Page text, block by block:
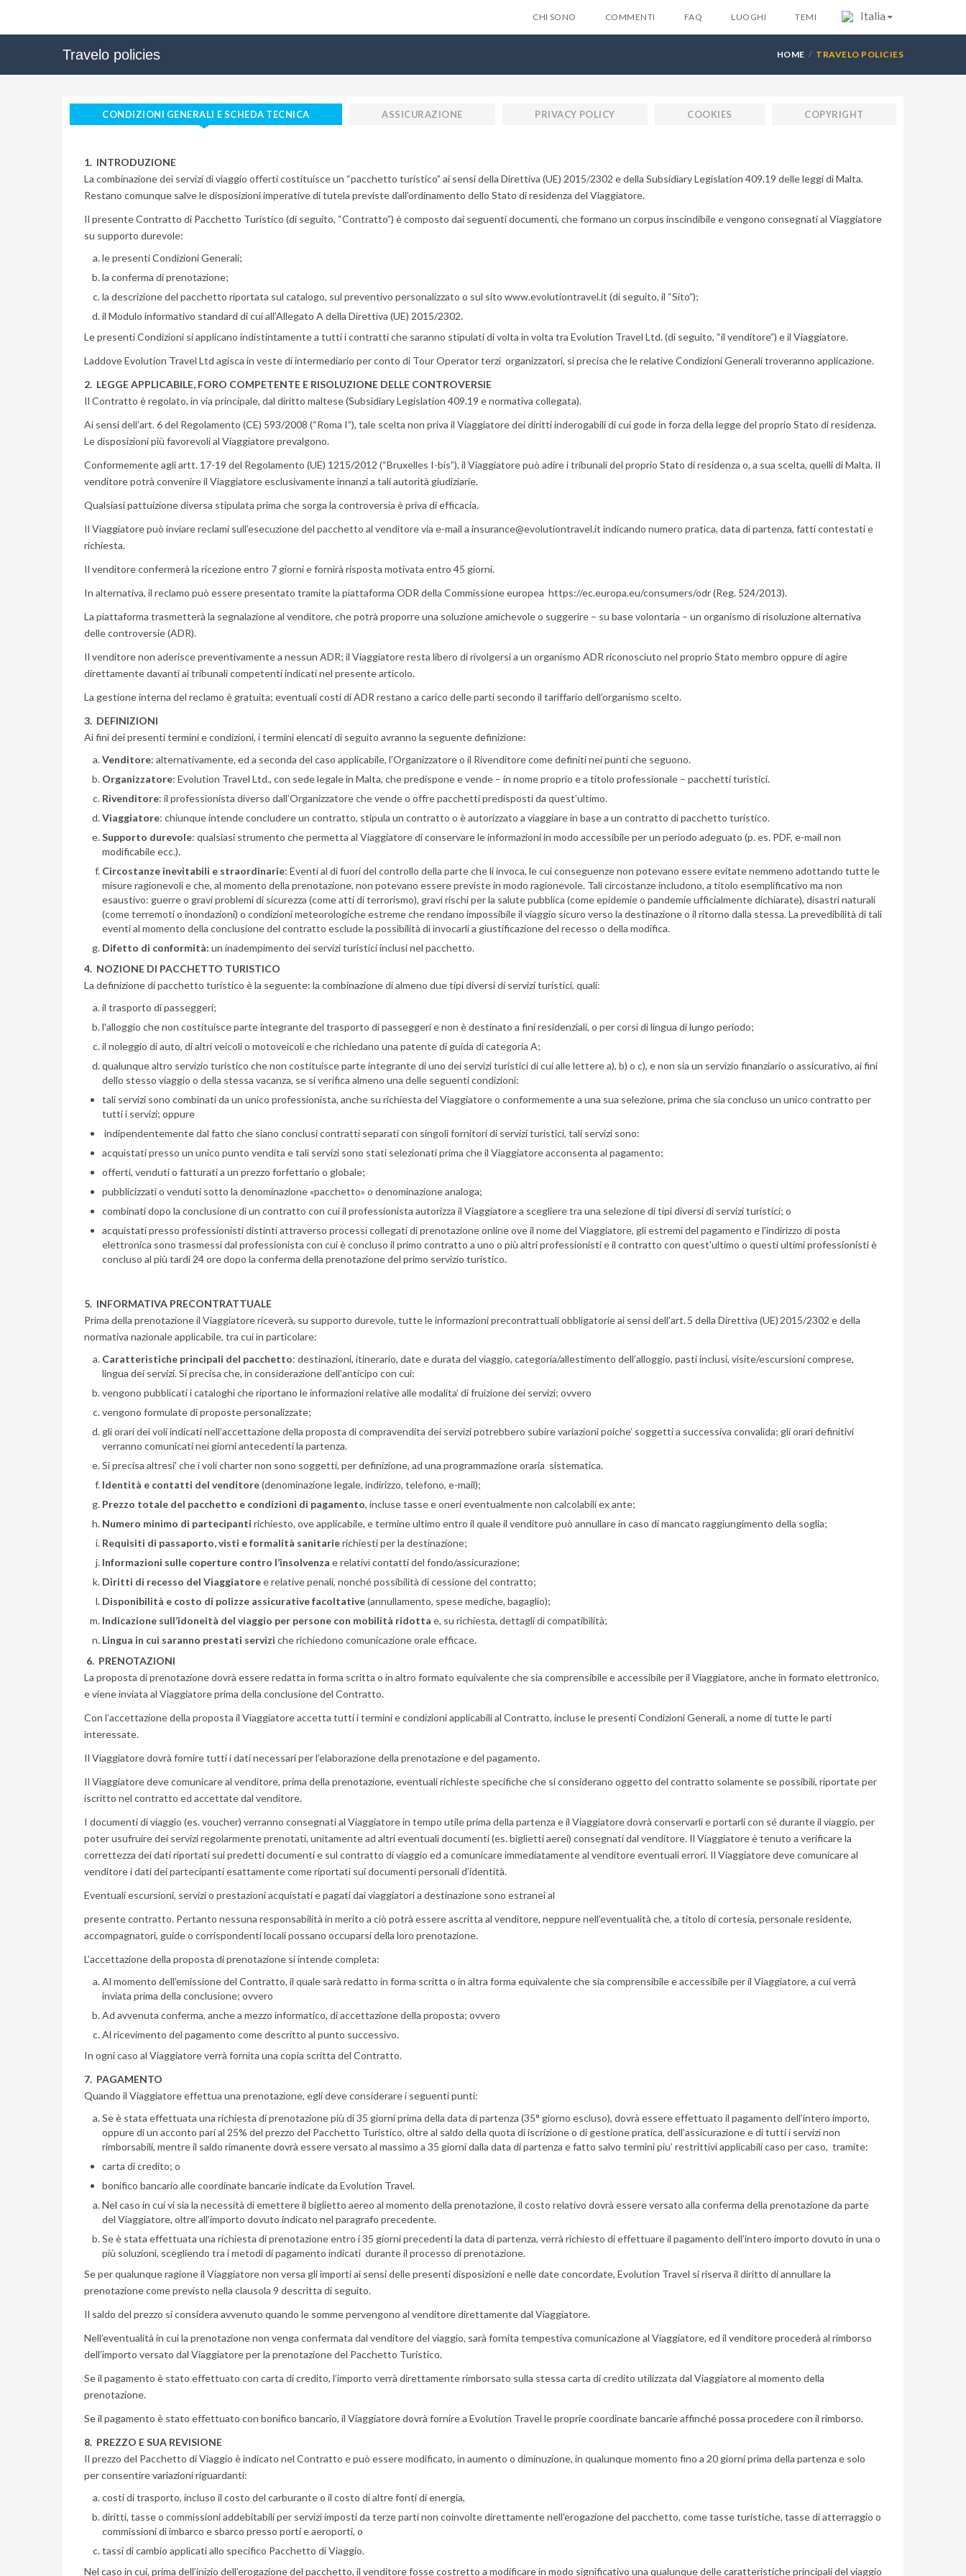
CHI SONO COMMENTI FAQ LUOGHI TEMI Italia
Travelo policies HOME TRAVELO POLICIES
CONDIZIONI GENERALI E SCHEDA TECNICA ASSICURAZIONE PRIVACY POLICY COOKIES COPYRIGHT
1. INTRODUZIONE
La combinazione dei servizi di viaggio offerti costituisce un “pacchetto turistico” ai sensi della Direttiva (UE) 2015/2302 e della Subsidiary Legislation 409.19 delle leggi di Malta.
Restano comunque salve le disposizioni imperative di tutela previste dall’ordinamento dello Stato di residenza del Viaggiatore.
Il presente Contratto di Pacchetto Turistico (di seguito, “Contratto”) è composto dai seguenti documenti, che formano un corpus inscindibile e vengono consegnati al Viaggiatore
su supporto durevole:
le presenti Condizioni Generali;
la conferma di prenotazione;
la descrizione del pacchetto riportata sul catalogo, sul preventivo personalizzato o sul sito www.evolutiontravel.it (di seguito, il “Sito”);
il Modulo informativo standard di cui all’Allegato A della Direttiva (UE) 2015/2302.
Le presenti Condizioni si applicano indistintamente a tutti i contratti che saranno stipulati di volta in volta tra Evolution Travel Ltd. (di seguito, “il venditore”) e il Viaggiatore.
Laddove Evolution Travel Ltd agisca in veste di intermediario per conto di Tour Operator terzi organizzatori, si precisa che le relative Condizioni Generali troveranno applicazione.
2. LEGGE APPLICABILE, FORO COMPETENTE E RISOLUZIONE DELLE CONTROVERSIE
Il Contratto è regolato, in via principale, dal diritto maltese (Subsidiary Legislation 409.19 e normativa collegata).
Ai sensi dell’art. 6 del Regolamento (CE) 593/2008 (“Roma I”), tale scelta non priva il Viaggiatore dei diritti inderogabili di cui gode in forza della legge del proprio Stato di residenza.
Le disposizioni più favorevoli al Viaggiatore prevalgono.
Conformemente agli artt. 17-19 del Regolamento (UE) 1215/2012 (“Bruxelles I-bis”), il Viaggiatore può adire i tribunali del proprio Stato di residenza o, a sua scelta, quelli di Malta. Il
venditore potrà convenire il Viaggiatore esclusivamente innanzi a tali autorità giudiziarie.
Qualsiasi pattuizione diversa stipulata prima che sorga la controversia è priva di efficacia.
Il Viaggiatore può inviare reclami sull’esecuzione del pacchetto al venditore via e-mail a insurance@evolutiontravel.it indicando numero pratica, data di partenza, fatti contestati e
richiesta.
Il venditore confermerà la ricezione entro 7 giorni e fornirà risposta motivata entro 45 giorni.
In alternativa, il reclamo può essere presentato tramite la piattaforma ODR della Commissione europea https://ec.europa.eu/consumers/odr (Reg. 524/2013).
La piattaforma trasmetterà la segnalazione al venditore, che potrà proporre una soluzione amichevole o suggerire – su base volontaria – un organismo di risoluzione alternativa
delle controversie (ADR).
Il venditore non aderisce preventivamente a nessun ADR; il Viaggiatore resta libero di rivolgersi a un organismo ADR riconosciuto nel proprio Stato membro oppure di agire
direttamente davanti ai tribunali competenti indicati nel presente articolo.
La gestione interna del reclamo è gratuita; eventuali costi di ADR restano a carico delle parti secondo il tariffario dell’organismo scelto.
3. DEFINIZIONI
Ai fini dei presenti termini e condizioni, i termini elencati di seguito avranno la seguente definizione:
Venditore: alternativamente, ed a seconda del caso applicabile, l’Organizzatore o il Rivenditore come definiti nei punti che seguono.
Organizzatore: Evolution Travel Ltd., con sede legale in Malta, che predispone e vende – in nome proprio e a titolo professionale – pacchetti turistici.
Rivenditore: il professionista diverso dall’Organizzatore che vende o offre pacchetti predisposti da quest’ultimo.
Viaggiatore: chiunque intende concludere un contratto, stipula un contratto o è autorizzato a viaggiare in base a un contratto di pacchetto turistico.
Supporto durevole: qualsiasi strumento che permetta al Viaggiatore di conservare le informazioni in modo accessibile per un periodo adeguato (p. es. PDF, e-mail non
modificabile ecc.).
Circostanze inevitabili e straordinarie: Eventi al di fuori del controllo della parte che li invoca, le cui conseguenze non potevano essere evitate nemmeno adottando tutte le
misure ragionevoli e che, al momento della prenotazione, non potevano essere previste in modo ragionevole. Tali circostanze includono, a titolo esemplificativo ma non
esaustivo: guerre o gravi problemi di sicurezza (come atti di terrorismo), gravi rischi per la salute pubblica (come epidemie o pandemie ufficialmente dichiarate), disastri naturali
(come terremoti o inondazioni) o condizioni meteorologiche estreme che rendano impossibile il viaggio sicuro verso la destinazione o il ritorno dalla stessa. La prevedibilità di tali
eventi al momento della conclusione del contratto esclude la possibilità di invocarli a giustificazione del recesso o della modifica.
Difetto di conformità: un inadempimento dei servizi turistici inclusi nel pacchetto.
4. NOZIONE DI PACCHETTO TURISTICO
La definizione di pacchetto turistico è la seguente: la combinazione di almeno due tipi diversi di servizi turistici, quali:
il trasporto di passeggeri;
l'alloggio che non costituisce parte integrante del trasporto di passeggeri e non è destinato a fini residenziali, o per corsi di lingua di lungo periodo;
il noleggio di auto, di altri veicoli o motoveicoli e che richiedano una patente di guida di categoria A;
qualunque altro servizio turistico che non costituisce parte integrante di uno dei servizi turistici di cui alle lettere a), b) o c), e non sia un servizio finanziario o assicurativo, ai fini
dello stesso viaggio o della stessa vacanza, se si verifica almeno una delle seguenti condizioni:
tali servizi sono combinati da un unico professionista, anche su richiesta del Viaggiatore o conformemente a una sua selezione, prima che sia concluso un unico contratto per
tutti i servizi; oppure
indipendentemente dal fatto che siano conclusi contratti separati con singoli fornitori di servizi turistici, tali servizi sono:
acquistati presso un unico punto vendita e tali servizi sono stati selezionati prima che il Viaggiatore acconsenta al pagamento;
offerti, venduti o fatturati a un prezzo forfettario o globale;
pubblicizzati o venduti sotto la denominazione «pacchetto» o denominazione analoga;
combinati dopo la conclusione di un contratto con cui il professionista autorizza il Viaggiatore a scegliere tra una selezione di tipi diversi di servizi turistici; o
acquistati presso professionisti distinti attraverso processi collegati di prenotazione online ove il nome del Viaggiatore, gli estremi del pagamento e l'indirizzo di posta
elettronica sono trasmessi dal professionista con cui è concluso il primo contratto a uno o più altri professionisti e il contratto con quest'ultimo o questi ultimi professionisti è
concluso al più tardi 24 ore dopo la conferma della prenotazione del primo servizio turistico.
5. INFORMATIVA PRECONTRATTUALE
Prima della prenotazione il Viaggiatore riceverà, su supporto durevole, tutte le informazioni precontrattuali obbligatorie ai sensi dell’art.5 della Direttiva (UE) 2015/2302 e della
normativa nazionale applicabile, tra cui in particolare:
Caratteristiche principali del pacchetto: destinazioni, itinerario, date e durata del viaggio, categoria/allestimento dell’alloggio, pasti inclusi, visite/escursioni comprese,
lingua dei servizi. Si precisa che, in considerazione dell’anticipo con cui:
vengono pubblicati i cataloghi che riportano le informazioni relative alle modalita’ di fruizione dei servizi; ovvero
vengono formulate di proposte personalizzate;
gli orari dei voli indicati nell’accettazione della proposta di compravendita dei servizi potrebbero subire variazioni poiche’ soggetti a successiva convalida; gli orari definitivi
verranno comunicati nei giorni antecedenti la partenza.
Si precisa altresi’ che i voli charter non sono soggetti, per definizione, ad una programmazione oraria sistematica.
Identità e contatti del venditore(denominazione legale, indirizzo, telefono, e-mail);
Prezzo totale del pacchetto e condizioni di pagamento, incluse tasse e oneri eventualmente non calcolabili ex ante;
Numero minimo di partecipanti richiesto, ove applicabile, e termine ultimo entro il quale il venditore può annullare in caso di mancato raggiungimento della soglia;
Requisiti di passaporto, visti e formalità sanitarierichiesti per la destinazione;
Informazioni sulle coperture contro l’insolvenza e relativi contatti del fondo/assicurazione;
Diritti di recesso del Viaggiatoree relative penali, nonché possibilità di cessione del contratto;
Disponibilità e costo di polizze assicurative facoltative(annullamento, spese mediche, bagaglio);
Indicazione sull’idoneità del viaggio per persone con mobilità ridotta e, su richiesta, dettagli di compatibilità;
Lingua in cui saranno prestati servizi che richiedono comunicazione orale efficace.
6. PRENOTAZIONI
La proposta di prenotazione dovrà essere redatta in forma scritta o in altro formato equivalente che sia comprensibile e accessibile per il Viaggiatore, anche in formato elettronico,
e viene inviata al Viaggiatore prima della conclusione del Contratto.
Con l’accettazione della proposta il Viaggiatore accetta tutti i termini e condizioni applicabili al Contratto, incluse le presenti Condizioni Generali, a nome di tutte le parti
interessate.
Il Viaggiatore dovrà fornire tutti i dati necessari per l’elaborazione della prenotazione e del pagamento.
Il Viaggiatore deve comunicare al venditore, prima della prenotazione, eventuali richieste specifiche che si considerano oggetto del contratto solamente se possibili, riportate per
iscritto nel contratto ed accettate dal venditore.
I documenti di viaggio (es. voucher) verranno consegnati al Viaggiatore in tempo utile prima della partenza e il Viaggiatore dovrà conservarli e portarli con sé durante il viaggio, per
poter usufruire dei servizi regolarmente prenotati, unitamente ad altri eventuali documenti (es. biglietti aerei) consegnati dal venditore. Il Viaggiatore è tenuto a verificare la
correttezza dei dati riportati sui predetti documenti e sul contratto di viaggio ed a comunicare immediatamente al venditore eventuali errori. Il Viaggiatore deve comunicare al
venditore i dati dei partecipanti esattamente come riportati sui documenti personali d’identità.
Eventuali escursioni, servizi o prestazioni acquistati e pagati dai viaggiatori a destinazione sono estranei al
presente contratto. Pertanto nessuna responsabilità in merito a ciò potrà essere ascritta al venditore, neppure nell’eventualità che, a titolo di cortesia, personale residente,
accompagnatori, guide o corrispondenti locali possano occuparsi della loro prenotazione.
L’accettazione della proposta di prenotazione si intende completa:
Al momento dell’emissione del Contratto, il quale sarà redatto in forma scritta o in altra forma equivalente che sia comprensibile e accessibile per il Viaggiatore, a cui verrà
inviata prima della conclusione; ovvero
Ad avvenuta conferma, anche a mezzo informatico, di accettazione della proposta; ovvero
Al ricevimento del pagamento come descritto al punto successivo.
In ogni caso al Viaggiatore verrà fornita una copia scritta del Contratto.
7. PAGAMENTO
Quando il Viaggiatore effettua una prenotazione, egli deve considerare i seguenti punti:
Se è stata effettuata una richiesta di prenotazione più di 35 giorni prima della data di partenza (35° giorno escluso), dovrà essere effettuato il pagamento dell’intero importo,
oppure di un acconto pari al 25% del prezzo del Pacchetto Turistico, oltre al saldo della quota di iscrizione o di gestione pratica, dell’assicurazione e di tutti i servizi non
rimborsabili, mentre il saldo rimanente dovrà essere versato al massimo a 35 giorni dalla data di partenza e fatto salvo termini piu’ restrittivi applicabili caso per caso, tramite:
carta di credito; o
bonifico bancario alle coordinate bancarie indicate da Evolution Travel.
Nel caso in cui vi sia la necessità di emettere il biglietto aereo al momento della prenotazione, il costo relativo dovrà essere versato alla conferma della prenotazione da parte
del Viaggiatore, oltre all’importo dovuto indicato nel paragrafo precedente.
Se è stata effettuata una richiesta di prenotazione entro i 35 giorni precedenti la data di partenza, verrà richiesto di effettuare il pagamento dell’intero importo dovuto in una o
più soluzioni, scegliendo tra i metodi di pagamento indicati durante il processo di prenotazione.
Se per qualunque ragione il Viaggiatore non versa gli importi ai sensi delle presenti disposizioni e nelle date concordate, Evolution Travel si riserva il diritto di annullare la
prenotazione come previsto nella clausola 9 descritta di seguito.
Il saldo del prezzo si considera avvenuto quando le somme pervengono al venditore direttamente dal Viaggiatore.
Nell’eventualità in cui la prenotazione non venga confermata dal venditore del viaggio, sarà fornita tempestiva comunicazione al Viaggiatore, ed il venditore procederà al rimborso
dell’importo versato dal Viaggiatore per la prenotazione del Pacchetto Turistico.
Se il pagamento è stato effettuato con carta di credito, l’importo verrà direttamente rimborsato sulla stessa carta di credito utilizzata dal Viaggiatore al momento della
prenotazione.
Se il pagamento è stato effettuato con bonifico bancario, il Viaggiatore dovrà fornire a Evolution Travel le proprie coordinate bancarie affinché possa procedere con il rimborso.
8. PREZZO E SUA REVISIONE
Il prezzo del Pacchetto di Viaggio è indicato nel Contratto e può essere modificato, in aumento o diminuzione, in qualunque momento fino a 20 giorni prima della partenza e solo
per consentire variazioni riguardanti:
costi di trasporto, incluso il costo del carburante o il costo di altre fonti di energia,
diritti, tasse o commissioni addebitabili per servizi imposti da terze parti non coinvolte direttamente nell’erogazione del pacchetto, come tasse turistiche, tasse di atterraggio o
commissioni di imbarco e sbarco presso porti e aeroporti, o
tassi di cambio applicati allo specifico Pacchetto di Viaggio.
Nel caso in cui, prima dell’inizio dell’erogazione del pacchetto, il venditore fosse costretto a modificare in modo significativo una qualunque delle caratteristiche principali del viaggio